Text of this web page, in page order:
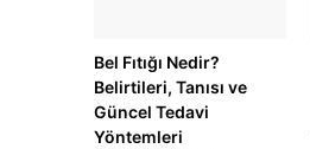
Bel Fıtığı Nedir?
Belirtileri, Tanısı ve
Güncel Tedavi
Yöntemleri